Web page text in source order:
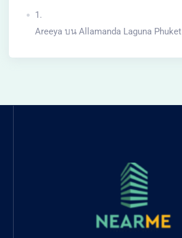
Areeya บน Allamanda Laguna Phuket